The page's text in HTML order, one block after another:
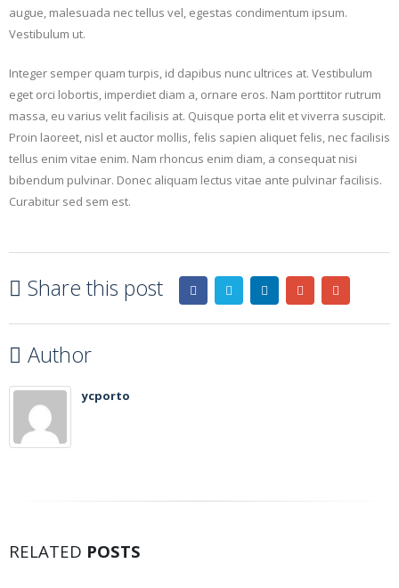
augue, malesuada nec tellus vel, egestas condimentum ipsum.
Vestibulum ut.
Integer semper quam turpis, id dapibus nunc ultrices at. Vestibulum
eget orci lobortis, imperdiet diam a, ornare eros. Nam porttitor rutrum
massa, eu varius velit facilisis at. Quisque porta elit et viverra suscipit.
Proin laoreet, nisl et auctor mollis, felis sapien aliquet felis, nec facilisis
tellus enim vitae enim. Nam rhoncus enim diam, a consequat nisi
bibendum pulvinar. Donec aliquam lectus vitae ante pulvinar facilisis.
Curabitur sed sem est.
Share this post
Author
ycporto
RELATED POSTS